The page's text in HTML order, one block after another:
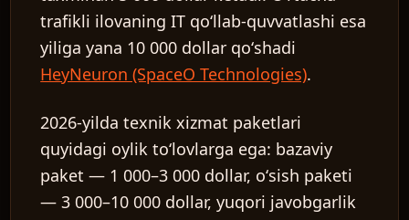
trafikli ilovaning IT qoʻllab-quvvatlashi esa
yiliga yana 10 000 dollar qoʻshadi
HeyNeuron (SpaceO Technologies).
2026-yilda texnik xizmat paketlari
quyidagi oylik toʻlovlarga ega: bazaviy
paket — 1 000–3 000 dollar, oʻsish paketi
— 3 000–10 000 dollar, yuqori javobgarlik